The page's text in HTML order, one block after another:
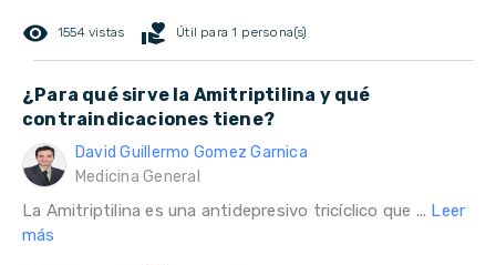
remove_red_eye 1554 vistas volunteer_activism Útil para 1 persona(s)
¿Para qué sirve la Amitriptilina y qué
contraindicaciones tiene?
David Guillermo Gomez Garnica
Medicina General
La Amitriptilina es una antidepresivo tricíclico que ... Leer
más